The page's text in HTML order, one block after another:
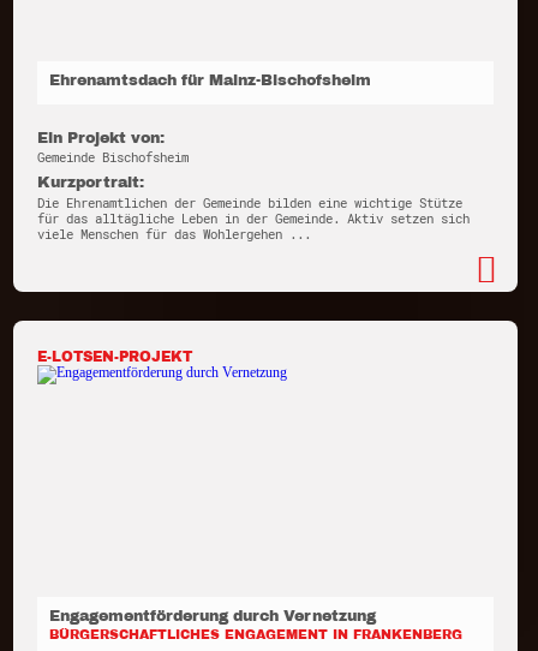
Ehrenamtsdach für Mainz-Bischofsheim
Ein Projekt von:
Gemeinde Bischofsheim
Kurzportrait:
Die Ehrenamtlichen der Gemeinde bilden eine wichtige Stütze
für das alltägliche Leben in der Gemeinde. Aktiv setzen sich
viele Menschen für das Wohlergehen ...
E-LOTSEN-PROJEKT
Engagementförderung durch Vernetzung
BÜRGERSCHAFTLICHES ENGAGEMENT IN FRANKENBERG